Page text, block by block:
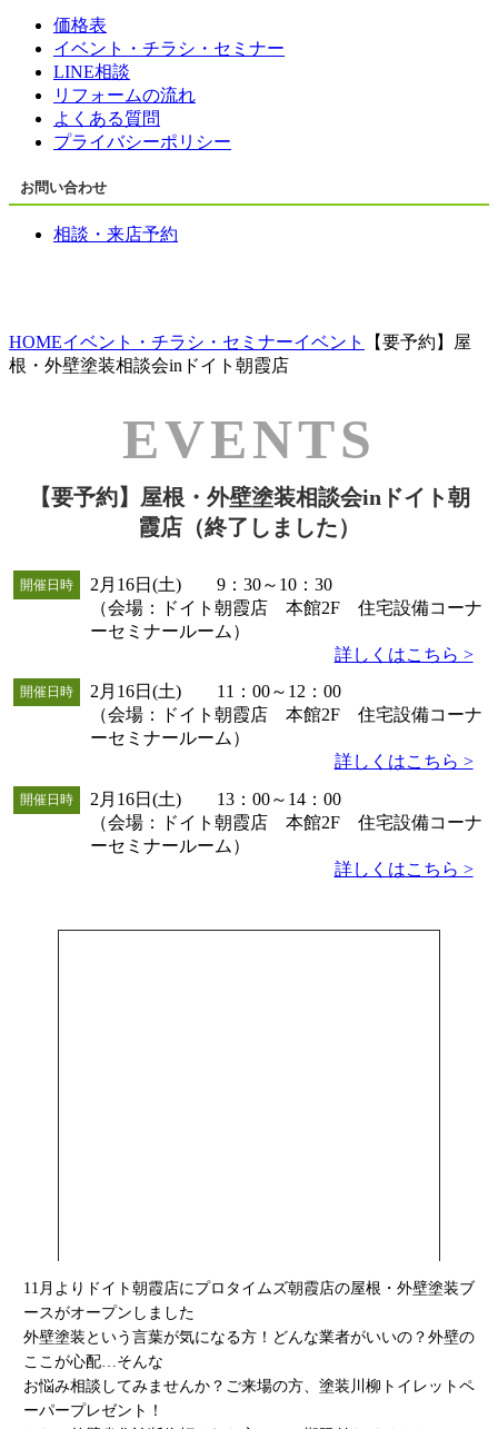
価格表
イベント・チラシ・セミナー
LINE相談
リフォームの流れ
よくある質問
プライバシーポリシー
お問い合わせ
相談・来店予約
HOMEイベント・チラシ・セミナーイベント
【要予約】屋
根・外壁塗装相談会inドイト朝霞店
【要予約】屋根・外壁塗装相談会inドイト朝
霞店（終了しました）
開催日時
2月16日(土) 9：30～10：30
（会場：ドイト朝霞店 本館2F 住宅設備コーナ
ーセミナールーム）
詳しくはこちら >
開催日時
2月16日(土) 11：00～12：00
（会場：ドイト朝霞店 本館2F 住宅設備コーナ
ーセミナールーム）
詳しくはこちら >
開催日時
2月16日(土) 13：00～14：00
（会場：ドイト朝霞店 本館2F 住宅設備コーナ
ーセミナールーム）
詳しくはこちら >
11月よりドイト朝霞店にプロタイムズ朝霞店の屋根・外壁塗装ブ
ースがオープンしました
外壁塗装という言葉が気になる方！どんな業者がいいの？外壁の
ここが心配…そんな
お悩み相談してみませんか？ご来場の方、塗装川柳トイレットペ
ーパープレゼント！